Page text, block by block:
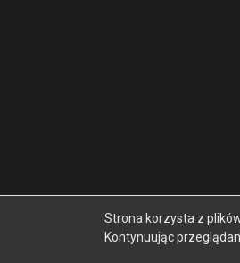
Strona korzysta z
Kontynuując